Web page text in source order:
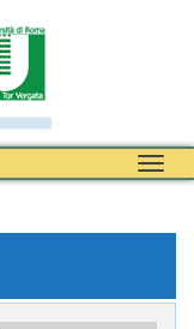
Toggle